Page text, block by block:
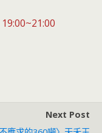
Next Post